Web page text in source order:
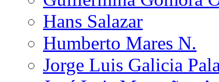
Hans Salazar
Humberto Mares N.
Jorge Luis Galicia